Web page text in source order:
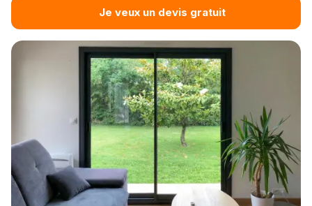
Je veux un devis gratuit